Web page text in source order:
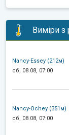
Виміри з
Nancy-Essey (212м)
сб, 08.08, 07:00
Nancy-Ochey (351м)
сб, 08.08, 07:00